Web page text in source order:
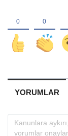
YORUMLAR